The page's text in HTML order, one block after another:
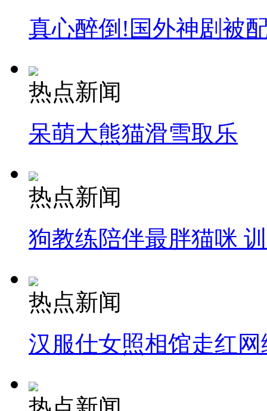
真心醉倒!国外神剧被
热点新闻
呆萌大熊猫滑雪取乐
热点新闻
狗教练陪伴最胖猫咪
热点新闻
汉服仕女照相馆走红网